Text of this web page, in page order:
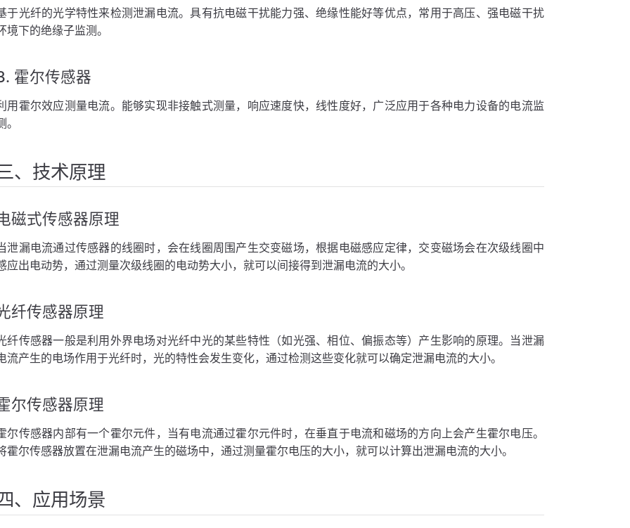
于光纤的光学特性来检测泄漏电流。具有抗电磁干扰能力强、绝缘性能好等优点，常用于高压、强电磁干扰
境下的绝缘子监测。
霍尔传感器
用霍尔效应测量电流。能够实现非接触式测量，响应速度快，线性度好，广泛应用于各种电力设备的电流监
。
、技术原理
磁式传感器原理
泄漏电流通过传感器的线圈时，会在线圈周围产生交变磁场，根据电磁感应定律，交变磁场会在次级线圈中
应出电动势，通过测量次级线圈的电动势大小，就可以间接得到泄漏电流的大小。
纤传感器原理
纤传感器一般是利用外界电场对光纤中光的某些特性（如光强、相位、偏振态等）产生影响的原理。当泄漏
流产生的电场作用于光纤时，光的特性会发生变化，通过检测这些变化就可以确定泄漏电流的大小。
尔传感器原理
尔传感器内部有一个霍尔元件，当有电流通过霍尔元件时，在垂直于电流和磁场的方向上会产生霍尔电压。
霍尔传感器放置在泄漏电流产生的磁场中，通过测量霍尔电压的大小，就可以计算出泄漏电流的大小。
、应用场景